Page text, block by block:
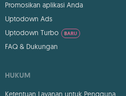
Promosikan aplikasi Anda
Uptodown Ads
Uptodown Turbo
BARU
FAQ & Dukungan
HUKUM
Ketentuan Layanan untuk Pengguna